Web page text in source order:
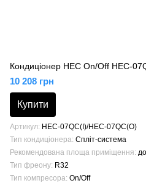
Кондиціонер HEC On/Off HEC-
10 208 грн
Купити
Артикул
HEC-07QC(I)/HEC-07QC(O)
Тип кондиціонера Спліт-система
Рекомендована площа приміщення
Тип фреону R32
Тип компресора On/Off